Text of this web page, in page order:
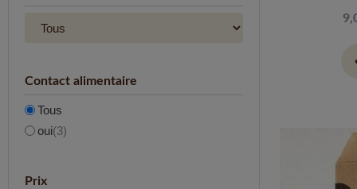
Contact alimentaire
Tous
oui(3)
Prix